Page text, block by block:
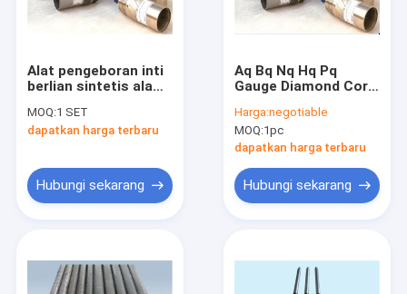
Alat pengeboran inti
berlian sintetis alami
Shell DCDMA Thread
Standar
MOQ:1 SET
dapatkan harga terbaru
Hubungi sekarang
Aq Bq Nq Hq Pq
Gauge Diamond Core
Rock Drilling Tool
Harga:negotiable
MOQ:1pc
dapatkan harga terbaru
Hubungi sekarang